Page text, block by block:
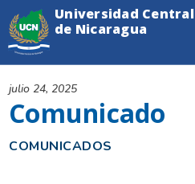
COMUNICADOS
Comunicado
julio 24, 2025
Universidad Central
de Nicaragua